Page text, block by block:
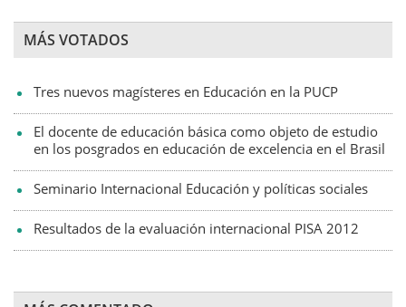
MÁS VOTADOS
Tres nuevos magísteres en Educación en la PUCP
El docente de educación básica como objeto de estudio
en los posgrados en educación de excelencia en el Brasil
Seminario Internacional Educación y políticas sociales
Resultados de la evaluación internacional PISA 2012